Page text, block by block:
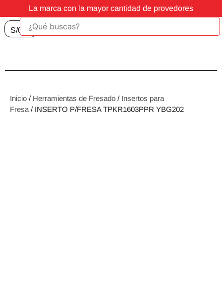
La marca con la mayor cantidad de provedores
S/0.00
Inicio / Herramientas de Fresado / Insertos para
Fresa / INSERTO P/FRESA TPKR1603PPR YBG202